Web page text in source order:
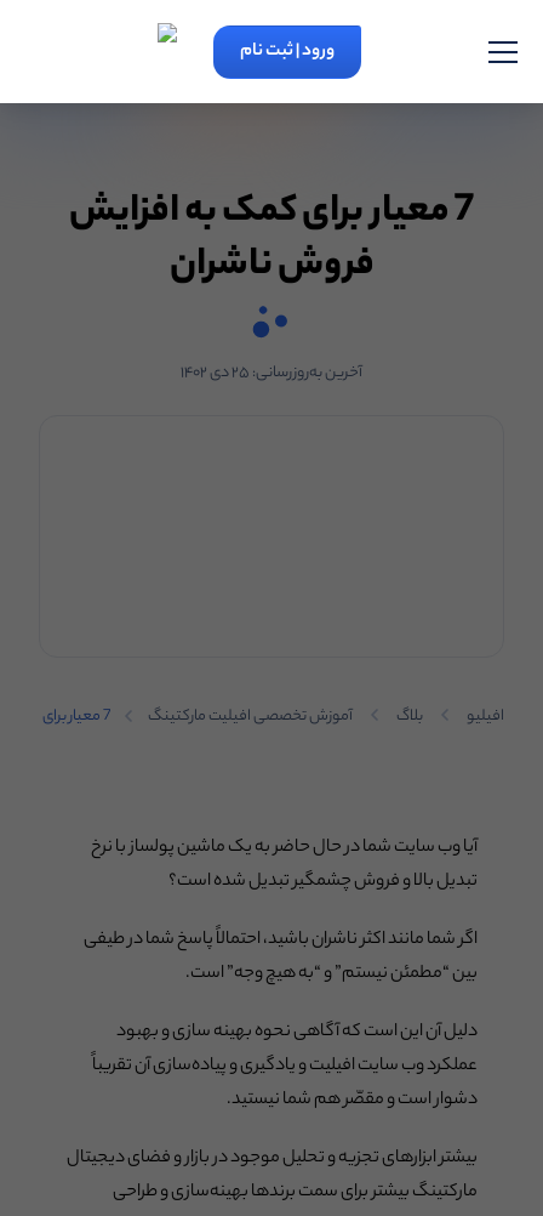
ورود | ثبت نام
7 معیار برای کمک به افزایش
فروش ناشران
آخرین به‌روزرسانی:۲۵ دی ۱۴۰۲
افیلیو بلاگ آموزش تخصصی افیلیت مارکتینگ
7 معیار برای
آیا وب سایت شما در حال حاضر به یک ماشین پولساز با نرخ
تبدیل بالا و فروش چشمگیر تبدیل شده است؟
اگر شما مانند اکثر ناشران باشید، احتمالاً پاسخ شما در طیفی
بین “مطمئن نیستم” و “به هیچ وجه” است.
دلیل آن این است که آگاهی نحوه بهینه سازی و بهبود
عملکرد وب سایت افیلیت و یادگیری و پیاده‌سازی آن تقریباً
دشوار است و مقصّر هم شما نیستید.
بیشتر ابزارهای تجزیه و تحلیل موجود در بازار و فضای دیجیتال
مارکتینگ بیشتر برای سمت برندها بهینه‌سازی و طراحی